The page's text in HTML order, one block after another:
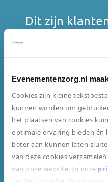
Evenementenzorg.nl
Cookies zijn kleine
kunnen worden om
het plaatsen van cookies
optimale ervaring bieden én
beter aan kunnen laten
van deze cookies
van onze website. In onze
Dit zijn
Beste